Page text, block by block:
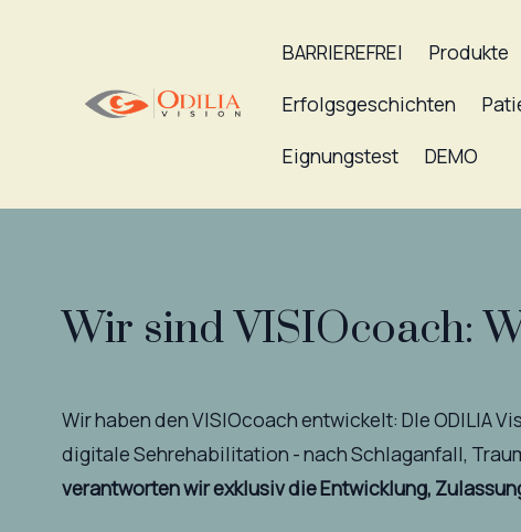
BARRIEREFREI Produkte
Erfolgsgeschichten
Eignungstest
DEMO
Wir sind VISIOcoach:
Wir haben den VISIOcoach entwickelt: DIe ODILIA
digitale Sehrehabilitation - nach Schlaganfall,
verantworten wir exklusiv die Entwicklung,